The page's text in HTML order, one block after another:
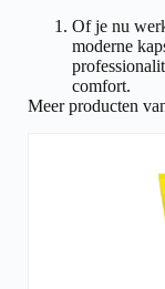
Of je nu
moderne
comfort.
Meer producten